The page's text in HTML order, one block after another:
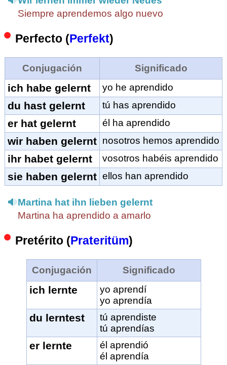
Siempre aprendemos algo nuevo
Perfecto (Perfekt)
Conjugación Significado
ich habe gelernt yo he aprendido
du hast gelernt tú has aprendido
er hat gelernt él ha aprendido
wir haben gelernt nosotros hemos aprendido
ihr habet gelernt vosotros habéis aprendido
sie haben gelernt ellos han aprendido
Martina hat ihn lieben gelernt
Martina ha aprendido a amarlo
Pretérito (Prateritüm)
Conjugación Significado
ich lernte
yo aprendí
yo aprendía
du lerntest
tú aprendiste
tú aprendías
er lernte
él aprendió
él aprendía